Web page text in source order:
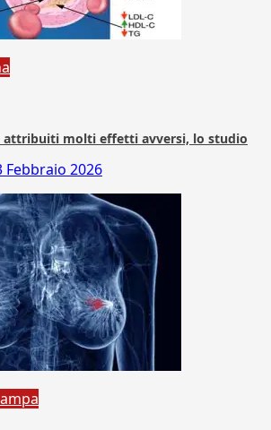
molti effetti avversi, lo studio
Febbraio 2026